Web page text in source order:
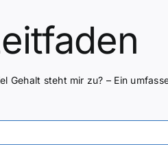
Gehalt steht mir zu? – Ein